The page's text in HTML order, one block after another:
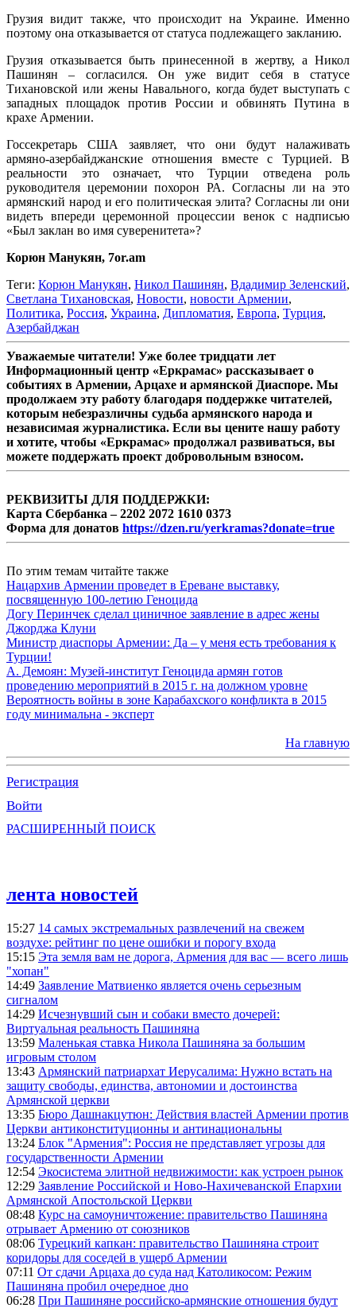
Грузия видит также, что происходит на Украине. Именно
поэтому она отказывается от статуса подлежащего закланию.
Грузия отказывается быть принесенной в жертву, а Никол
Пашинян – согласился. Он уже видит себя в статусе
Тихановской или жены Навального, когда будет выступать с
западных площадок против России и обвинять Путина в
крахе Армении.
Госсекретарь США заявляет, что они будут налаживать
армяно-азербайджанские отношения вместе с Турцией. В
реальности это означает, что Турции отведена роль
руководителя церемонии похорон РА. Согласны ли на это
армянский народ и его политическая элита? Согласны ли они
видеть впереди церемонной процессии венок с надписью
«Был заклан во имя суверенитета»?
Корюн Манукян, 7or.am
Теги: Корюн Манукян, Никол Пашинян, Вдадимир Зеленский,
Светлана Тихановская, Новости, новости Армении,
Политика, Россия, Украина, Дипломатия, Европа, Турция,
Азербайджан
Уважаемые читатели! Уже более тридцати лет
Информационный центр «Еркрамас» рассказывает о
событиях в Армении, Арцахе и армянской Диаспоре. Мы
продолжаем эту работу благодаря поддержке читателей,
которым небезразличны судьба армянского народа и
независимая журналистика. Если вы цените нашу работу
и хотите, чтобы «Еркрамас» продолжал развиваться, вы
можете поддержать проект добровольным взносом.
РЕКВИЗИТЫ ДЛЯ ПОДДЕРЖКИ:
Карта Сбербанка – 2202 2072 1610 0373
Форма для донатов https://dzen.ru/yerkramas?donate=true
По этим темам читайте также
Нацархив Армении проведет в Ереване выставку,
посвященную 100-летию Геноцида
Догу Перинчек сделал циничное заявление в адрес жены
Джорджа Клуни
Министр диаспоры Армении: Да – у меня есть требования к
Турции!
А. Демоян: Музей-институт Геноцида армян готов
проведению мероприятий в 2015 г. на должном уровне
Вероятность войны в зоне Карабахского конфликта в 2015
году минимальна - эксперт
На главную
Регистрация
Войти
РАСШИРЕННЫЙ ПОИСК
лента новостей
15:27 14 самых экстремальных развлечений на свежем
воздухе: рейтинг по цене ошибки и порогу входа
15:15 Эта земля вам не дорога, Армения для вас — всего лишь
"хопан"
14:49 Заявление Матвиенко является очень серьезным
сигналом
14:29 Исчезнувший сын и собаки вместо дочерей:
Виртуальная реальность Пашиняна
13:59 Маленькая ставка Никола Пашиняна за большим
игровым столом
13:43 Армянский патриархат Иерусалима: Нужно встать на
защиту свободы, единства, автономии и достоинства
Армянской церкви
13:35 Бюро Дашнакцутюн: Действия властей Армении против
Церкви антиконституционны и антинациональны
13:24 Блок "Армения": Россия не представляет угрозы для
государственности Армении
12:54 Экосистема элитной недвижимости: как устроен рынок
12:29 Заявление Российской и Ново-Нахичеванской Епархии
Армянской Апостольской Церкви
08:48 Курс на самоуничтожение: правительство Пашиняна
отрывает Армению от союзников
08:06 Турецкий капкан: правительство Пашиняна строит
коридоры для соседей в ущерб Армении
07:11 От сдачи Арцаха до суда над Католикосом: Режим
Пашиняна пробил очередное дно
06:28 При Пашиняне российско-армянские отношения будут